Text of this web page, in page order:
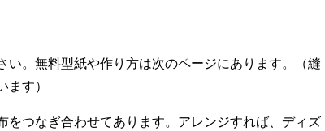
。無料型紙や作り方は次のページにあります。（縫
ます）
をつなぎ合わせてあります。アレンジすれば、ディズ